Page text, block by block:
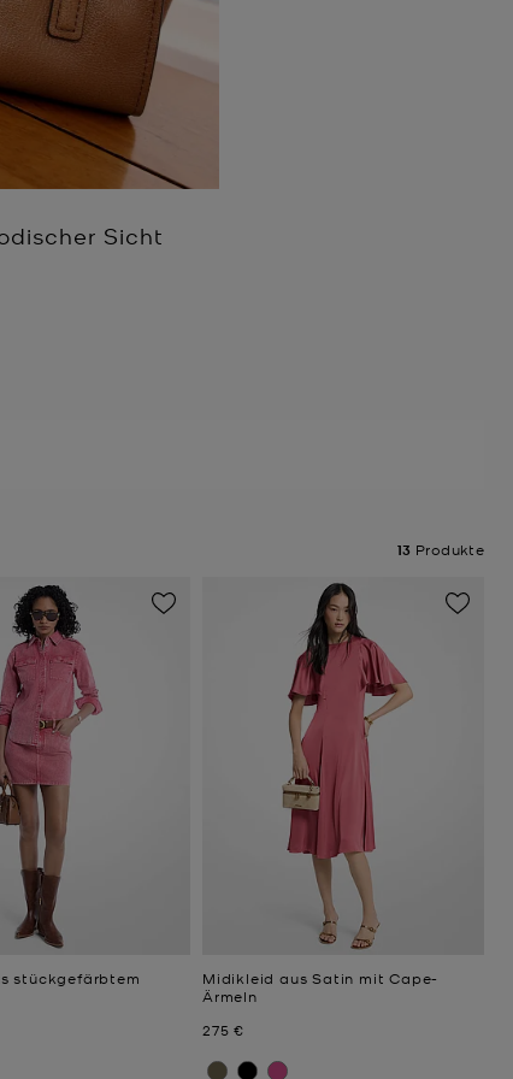
Sicht
13 Produkte
stückgefärbtem
Midikleid aus Satin mit Cape-
Ärmeln
Jetzt
275 €